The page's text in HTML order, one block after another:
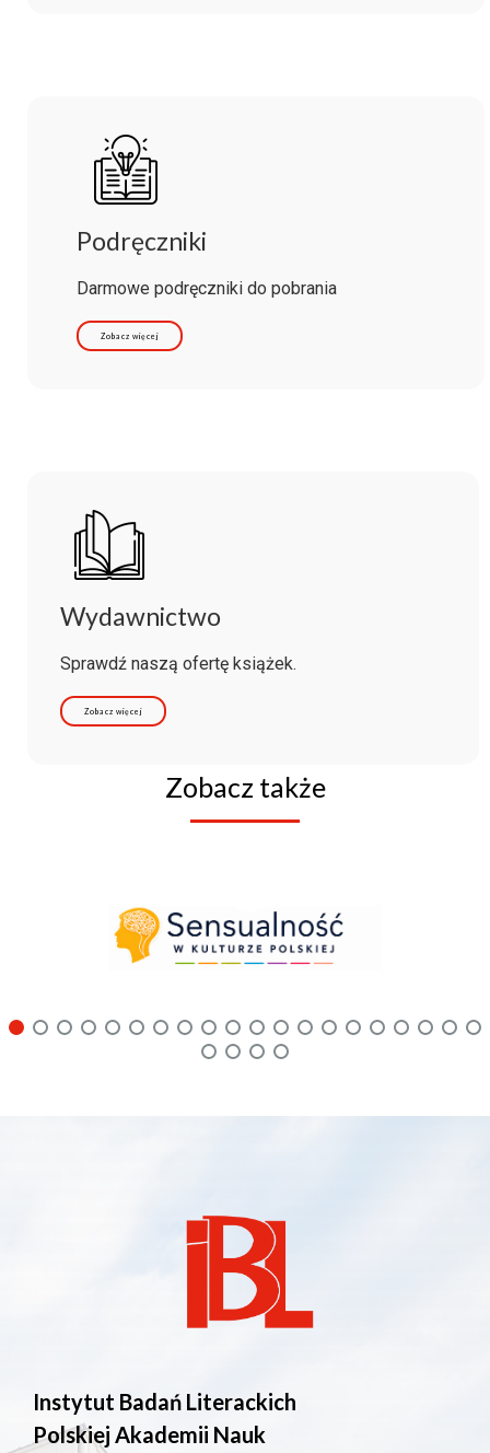
Podręczniki
Darmowe podręczniki do pobrania
Zobacz więcej
Wydawnictwo
Sprawdź naszą ofertę książek.
Zobacz więcej
Zobacz także
Instytut Badań Literackich
Polskiej Akademii Nauk